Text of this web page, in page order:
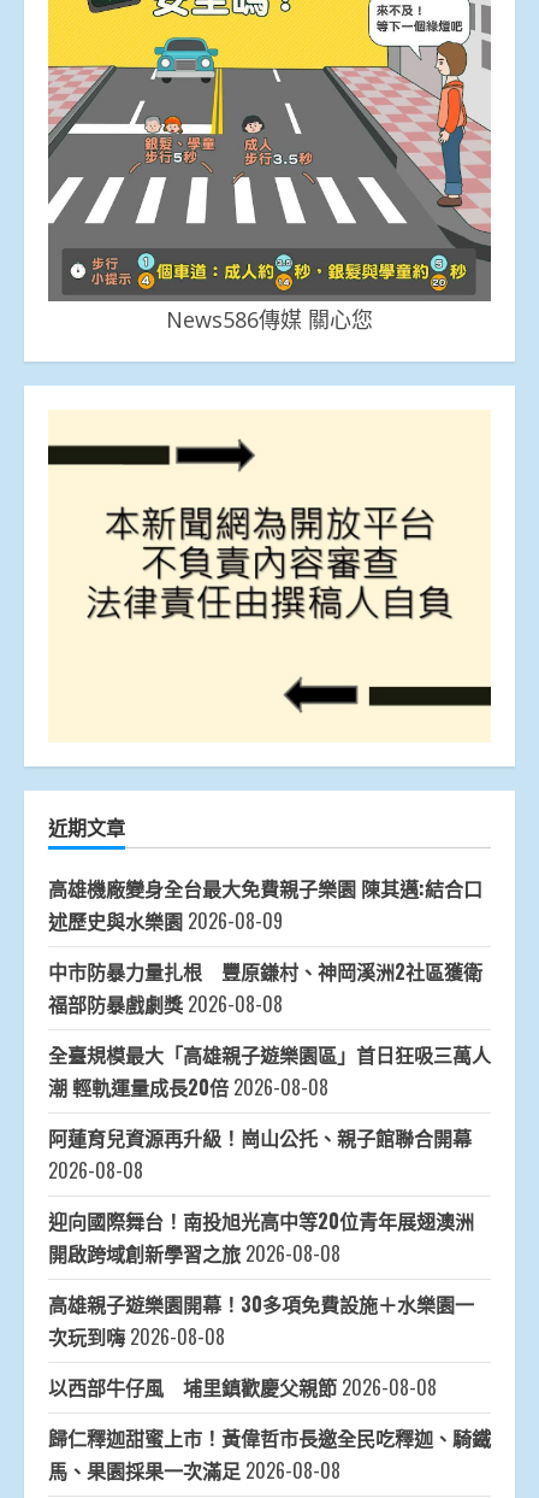
News586傳媒 關心您
近期文章
高雄機廠變身全台最大免費親子樂園 陳其邁:結合口
述歷史與水樂園 2026-08-09
中市防暴力量扎根 豐原鎌村、神岡溪洲2社區獲衛
福部防暴戲劇獎 2026-08-08
全臺規模最大「高雄親子遊樂園區」首日狂吸三萬人
潮 輕軌運量成長20倍 2026-08-08
阿蓮育兒資源再升級！崗山公托、親子館聯合開幕
2026-08-08
迎向國際舞台！南投旭光高中等20位青年展翅澳洲
開啟跨域創新學習之旅 2026-08-08
高雄親子遊樂園開幕！30多項免費設施＋水樂園一
次玩到嗨 2026-08-08
以西部牛仔風 埔里鎮歡慶父親節 2026-08-08
歸仁釋迦甜蜜上市！黃偉哲市長邀全民吃釋迦、騎鐵
馬、果園採果一次滿足 2026-08-08